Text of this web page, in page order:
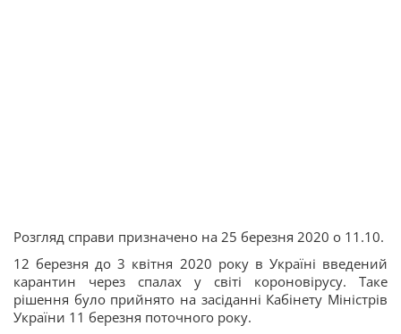
Розгляд справи призначено на 25 березня 2020 о 11.10.
12 березня до 3 квітня 2020 року в Україні введений
карантин через спалах у світі короновірусу. Таке
рішення було прийнято на засіданні Кабінету Міністрів
України 11 березня поточного року.